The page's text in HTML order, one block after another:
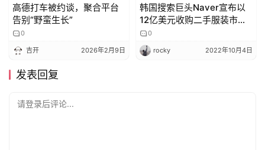
高德打车被约谈，聚合平台
告别“野蛮生长”
0
吉开 2026年2月9日
韩国搜索巨头Naver宣布以
12亿美元收购二手服装市场
Poshmark
0
rocky 2022年10月4日
发表回复
请登录后评论...